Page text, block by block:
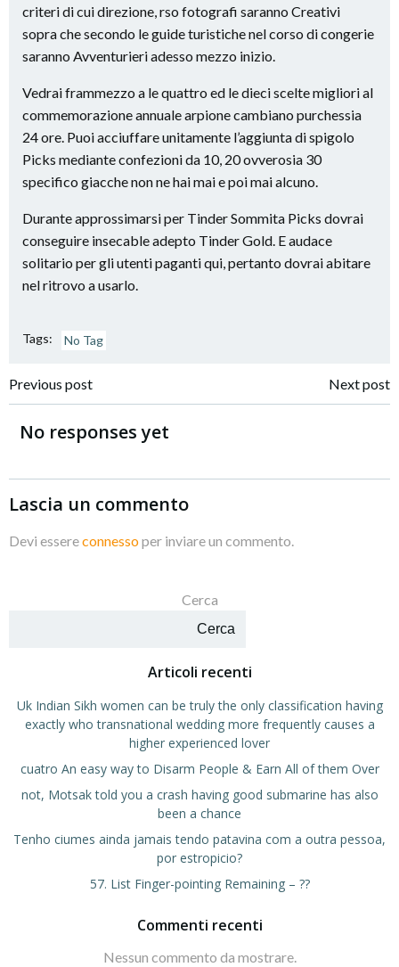
criteri di cui direzione, rso fotografi saranno Creativi
sopra che secondo le guide turistiche nel corso di congerie
saranno Avventurieri adesso mezzo inizio.
Vedrai frammezzo a le quattro ed le dieci scelte migliori al
commemorazione annuale arpione cambiano purchessia
24 ore. Puoi acciuffare unitamente l’aggiunta di spigolo
Picks mediante confezioni da 10, 20 ovverosia 30
specifico giacche non ne hai mai e poi mai alcuno.
Durante approssimarsi per Tinder Sommita Picks dovrai
conseguire insecable adepto Tinder Gold. E audace
solitario per gli utenti paganti qui, pertanto dovrai abitare
nel ritrovo a usarlo.
Tags: No Tag
Navigazione
articoli
Previous post
Navigazione
Next post
No responses yet
Lascia un commento
Devi essereconnessoper inviare un commento.
Cerca
Cerca
Articoli recenti
Uk Indian Sikh women can be truly the only classification having
exactly who transnational wedding more frequently causes a
higher experienced lover
cuatro An easy way to Disarm People & Earn All of them Over
not, Motsak told you a crash having good submarine has also
been a chance
Tenho ciumes ainda jamais tendo patavina com a outra pessoa,
por estropicio?
57. List Finger-pointing Remaining – ??
Commenti recenti
Nessun commento da mostrare.